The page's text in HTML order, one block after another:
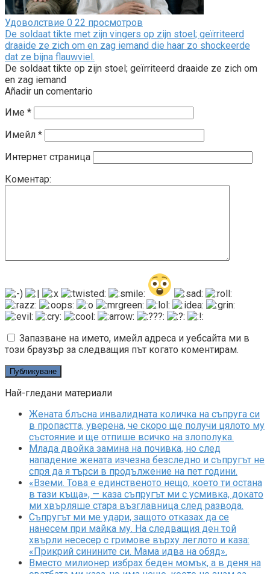
Удоволствие 0 22 просмотров
De soldaat tikte met zijn vingers op zijn stoel; geïrriteerd
draaide ze zich om en zag iemand die haar zo shockeerde
dat ze bijna flauwviel.
De soldaat tikte op zijn stoel; geïrriteerd draaide ze zich om
en zag iemand
Añadir un comentario
Име *
Имейл *
Интернет страница
Коментар:
Запазване на името, имейл адреса и уебсайта ми в
този браузър за следващия път когато коментирам.
Най-гледани материали
Жената блъсна инвалидната количка на съпруга си
в пропастта, уверена, че скоро ще получи цялото му
състояние и ще отпише всичко на злополука.
Млада двойка замина на почивка, но след
нападение жената изчезна безследно и съпругът не
спря да я търси в продължение на пет години.
«Вземи. Това е единственото нещо, което ти остана
в тази къща», — каза съпругът ми с усмивка, докато
ми хвърляше стара възглавница след развода.
Съпругът ми ме удари, защото отказах да се
нанесем при майка му. На следващия ден той
хвърли несесер с гримове върху леглото и каза:
«Прикрий синините си. Мама идва на обяд».
Вместо милионер избрах беден момък, а в деня на